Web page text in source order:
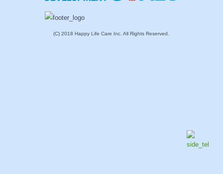
(C) 2018 Happy Life Care Inc. All Rights Reserved.